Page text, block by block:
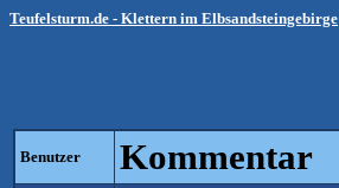
Teufelsturm.de - Klettern im Elbsandsteingebirge
Benutzer Kommentar